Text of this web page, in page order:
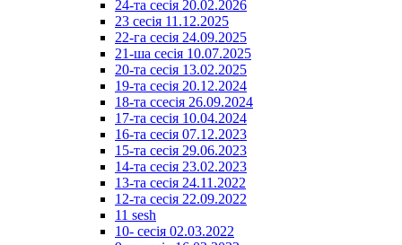
24-та сесія 20.02.2026
23 сесія 11.12.2025
22-га сесія 24.09.2025
21-ша сесія 10.07.2025
20-та сесія 13.02.2025
19-та сесія 20.12.2024
18-та ссесія 26.09.2024
17-та сесія 10.04.2024
16-та сесія 07.12.2023
15-та сесія 29.06.2023
14-та сесія 23.02.2023
13-та сесія 24.11.2022
12-та сесія 22.09.2022
11 sesh
10- сесія 02.03.2022